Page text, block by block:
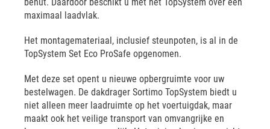
maximaal laadvlak.
Het montagemateriaal, inclusief steunpoten, is al in de
TopSystem Set Eco ProSafe opgenomen.
Met deze set opent u nieuwe opbergruimte voor uw
bestelwagen. De dakdrager Sortimo TopSystem biedt u
niet alleen meer laadruimte op het voertuigdak, maar
maakt ook het veilige transport van omvangrijke en